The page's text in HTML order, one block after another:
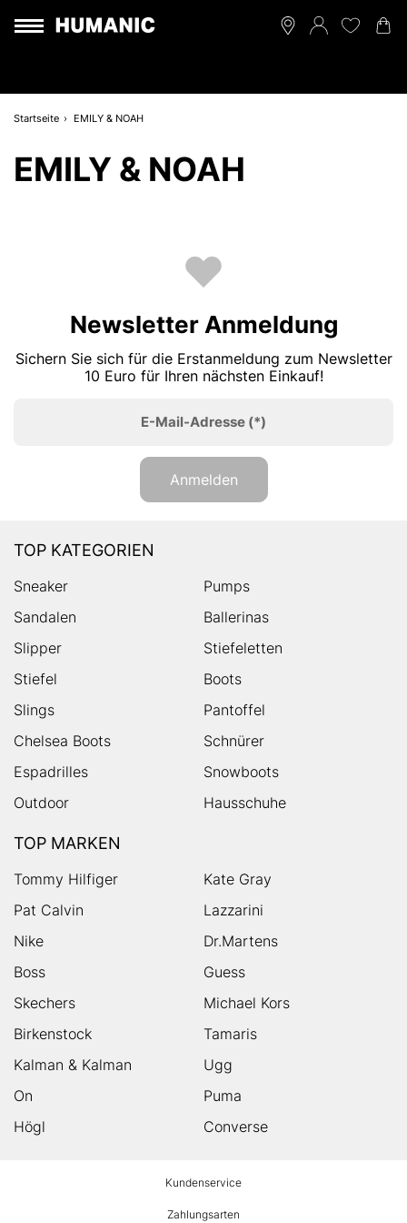
Startseite EMILY & NOAH
EMILY & NOAH
Newsletter Anmeldung
Sichern Sie sich für die Erstanmeldung zum Newsletter
10 Euro für Ihren nächsten Einkauf!
E-Mail-Adresse (*)
Anmelden
TOP KATEGORIEN
Sneaker
Pumps
Sandalen
Ballerinas
Slipper
Stiefeletten
Stiefel
Boots
Slings
Pantoffel
Chelsea Boots
Schnürer
Espadrilles
Snowboots
Outdoor
Hausschuhe
TOP MARKEN
Tommy Hilfiger
Kate Gray
Pat Calvin
Lazzarini
Nike
Dr.Martens
Boss
Guess
Skechers
Michael Kors
Birkenstock
Tamaris
Kalman & Kalman
Ugg
On
Puma
Högl
Converse
Kundenservice
Zahlungsarten